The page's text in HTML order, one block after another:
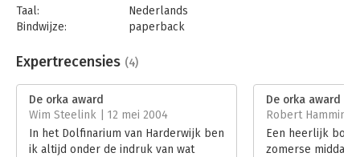
Taal:
Nederlands
Bindwijze:
paperback
Uitgever:
Business Contact
Verschijningsdatum:
Hoofdrubriek:
Algemeen management
Serie:
Business Bibliotheek
Expertrecensies (4)
De orka award
Wim Steelink | 12 mei 2004
In het Dolfinarium van Harderwijk ben
ik altijd onder de indruk van wat
De orka award
Robert
Een heerlijk
zomerse middag